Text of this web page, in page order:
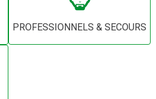
PROFESSIONNELS & SECOURS